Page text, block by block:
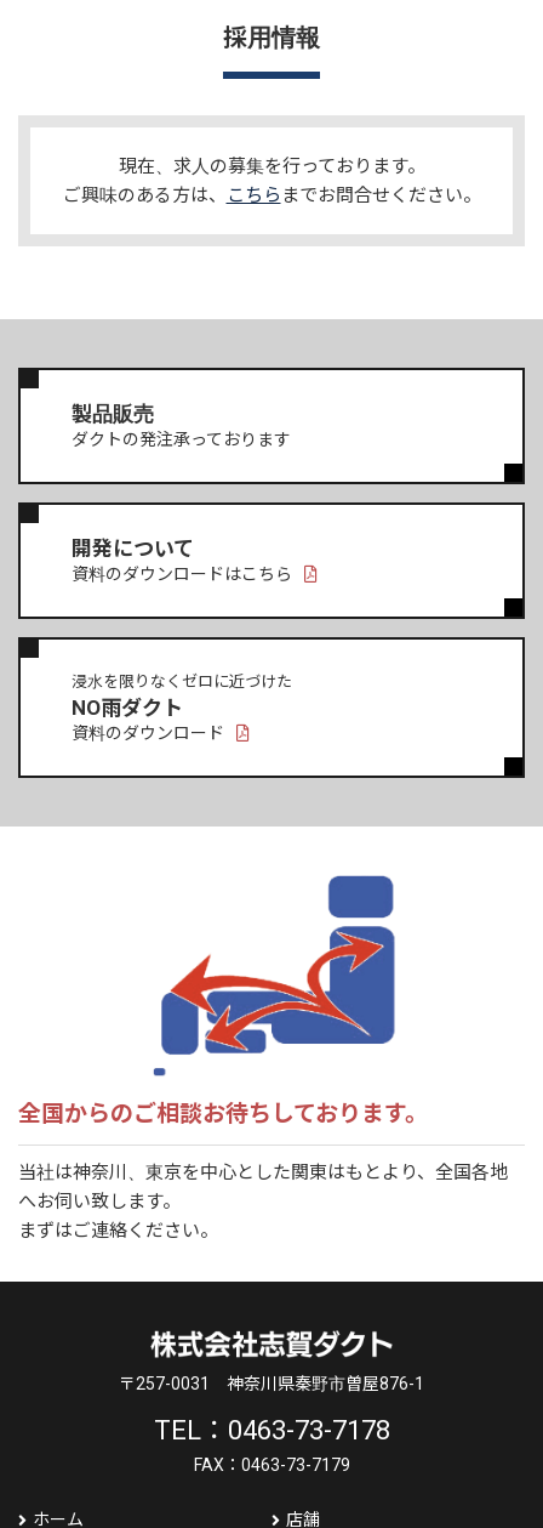
採用情報
現在、求人の募集を行っております。
ご興味のある方は、
こちら までお問合せください。
製品販売
ダクトの発注承っております
開発について
資料のダウンロードはこちら
浸水を限りなくゼロに近づけた
NO雨ダクト
資料のダウンロード
全国からのご相談お待ちしております。
当社は神奈川、東京を中心とした関東はもとより、全国各地
へお伺い致します。
まずはご連絡ください。
〒257-0031 神奈川県秦野市曽屋876-1
TEL：0463-73-7178
FAX：0463-73-7179
ホーム 店舗